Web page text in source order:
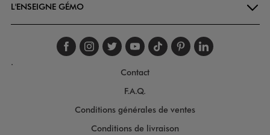
L'ENSEIGNE GÉMO
Suivez-nous sur
Suivez-nous sur
Suivez-nous sur
Suivez-nous
Suivez-nous
Suivez-
.
Contact
F.A.Q.
Conditions générales de ventes
Conditions de livraison